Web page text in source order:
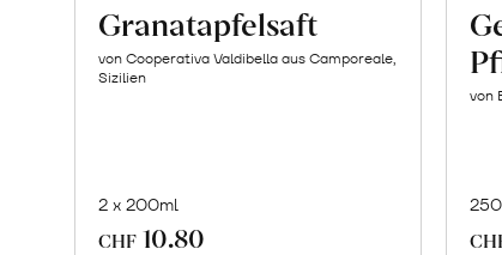
Granatapfelsaft
von Cooperativa Valdibella aus Camporeale,
Sizilien
2 x 200ml
CHF 10.80
von